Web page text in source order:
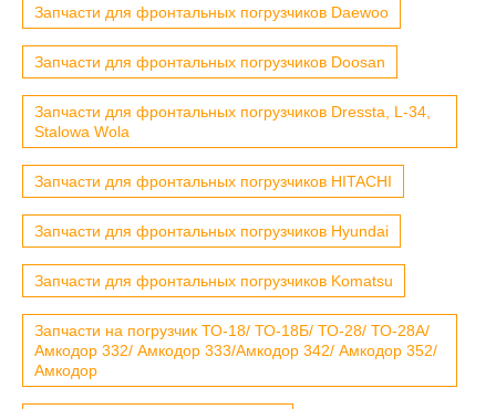
Запчасти для фронтальных погрузчиков Daewoo
Запчасти для фронтальных погрузчиков Doosan
Запчасти для фронтальных погрузчиков Dressta, L-34,
Stalowa Wola
Запчасти для фронтальных погрузчиков HITACHI
Запчасти для фронтальных погрузчиков Hyundai
Запчасти для фронтальных погрузчиков Komatsu
Запчасти на погрузчик ТО-18/ ТО-18Б/ ТО-28/ ТО-28А/
Амкодор 332/ Амкодор 333/Амкодор 342/ Амкодор 352/
Амкодор